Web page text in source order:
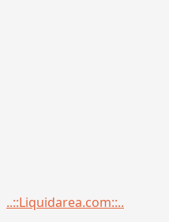
Menu
..::Liquidarea.com::..